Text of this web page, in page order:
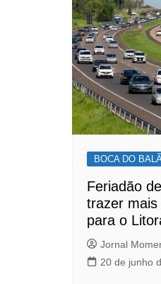
o
k
p
BOCA DO
Feriadão
trazer
para o
Jornal
20 de junho